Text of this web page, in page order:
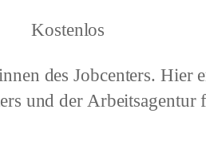
Kostenlos
des Jobcenters. Hier
und der Arbeitsagentur